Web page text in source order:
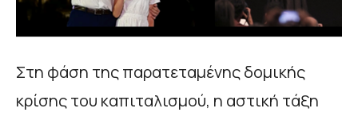
Στη φάση της παρατεταμένης δομικής
κρίσης του καπιταλισμού, η αστική τάξη